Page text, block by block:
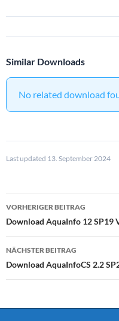
Similar Downloads
No related download
Last updated 13. September 2024
VORHERIGER BEITRAG
Download AquaInfo 12 SP19
NÄCHSTER BEITRAG
Download AquaInfoCS 2.2